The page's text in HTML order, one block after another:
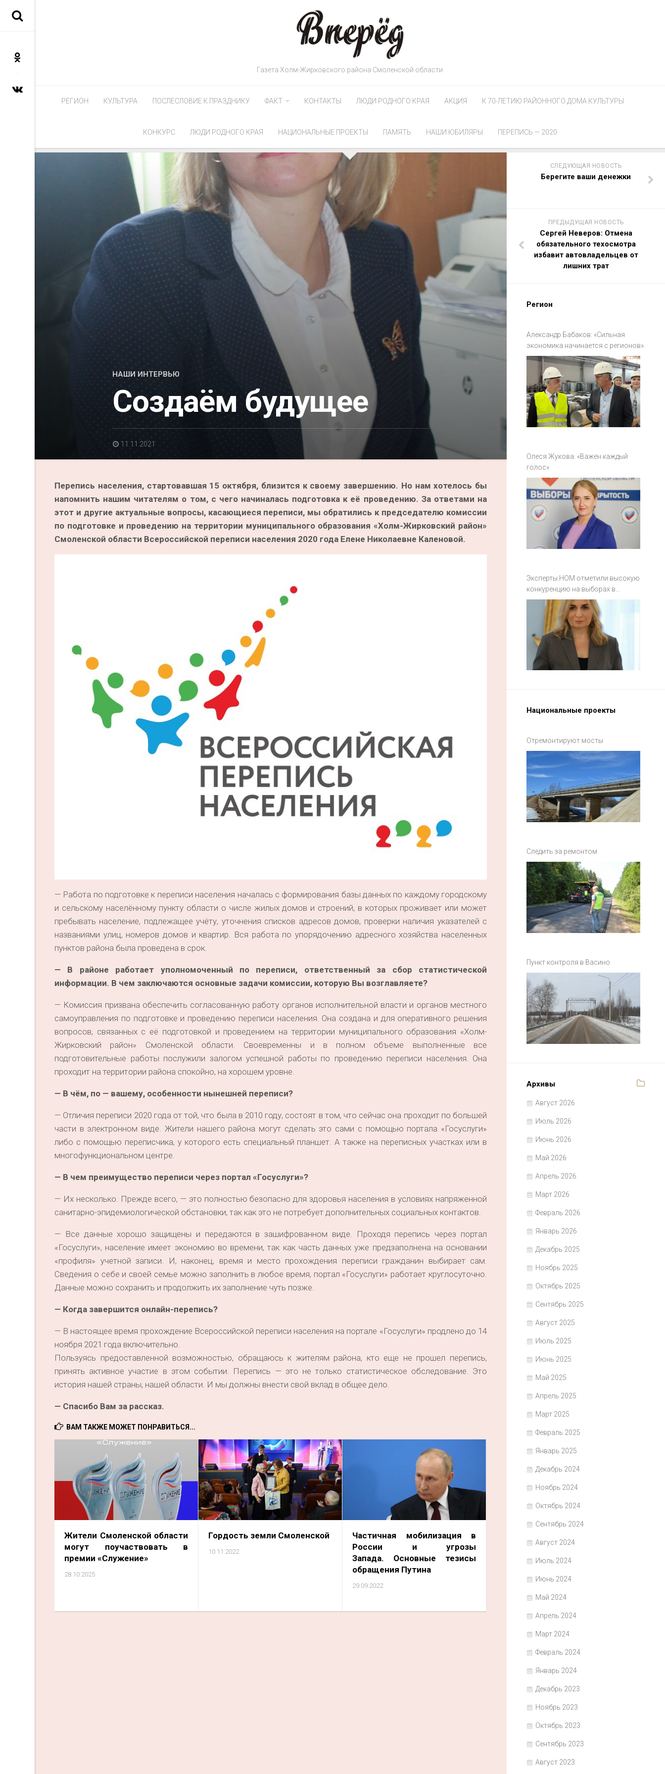
Газета Холм-Жирковского района Смоленской области
РЕГИОН КУЛЬТУРА ПОСЛЕСЛОВИЕ К ПРАЗДНИКУ ФАКТ КОНТАКТЫ ЛЮДИ РОДНОГО КРАЯ АКЦИЯ К 70-ЛЕТИЮ РАЙОННОГО ДОМА КУЛЬТУРЫ
КОНКУРС ЛЮДИ РОДНОГО КРАЯ НАЦИОНАЛЬНЫЕ ПРОЕКТЫ ПАМЯТЬ НАШИ ЮБИЛЯРЫ ПЕРЕПИСЬ — 2020
НАШИ ИНТЕРВЬЮ
Создаём будущее
11.11.2021
Перепись населения, стартовавшая 15 октября, близится к своему завершению. Но нам хотелось бы
напомнить нашим читателям о том, с чего начиналась подготовка к её проведению. За ответами на
этот и другие актуальные вопросы, касающиеся переписи, мы обратились к председателю комиссии
по подготовке и проведению на территории муниципального образования «Холм-Жирковский район»
Смоленской области Всероссийской переписи населения 2020 года Елене Николаевне Каленовой.
— Работа по подготовке к переписи населения началась с формирования базы данных по каждому городскому
и сельскому населённому пункту области о числе жилых домов и строений, в которых проживает или может
пребывать население, подлежащее учёту, уточнения списков адресов домов, проверки наличия указателей с
названиями улиц, номеров домов и квартир. Вся работа по упорядочению адресного хозяйства населенных
пунктов района была проведена в срок.
— В районе работает уполномоченный по переписи, ответственный за сбор статистической
информации. В чем заключаются основные задачи комиссии, которую Вы возглавляете?
— Комиссия призвана обеспечить согласованную работу органов исполнительной власти и органов местного
самоуправления по подготовке и проведению переписи населения. Она создана и для оперативного решения
вопросов, связанных с её подготовкой и проведением на территории муниципального образования «Холм-
Жирковский район» Смоленской области. Своевременны и в полном объеме выполненные все
подготовительные работы послужили залогом успешной работы по проведению переписи населения. Она
проходит на территории района спокойно, на хорошем уровне.
— В чём, по — вашему, особенности нынешней переписи?
— Отличия переписи 2020 года от той, что была в 2010 году, состоят в том, что сейчас она проходит по большей
части в электронном виде. Жители нашего района могут сделать это сами с помощью портала «Госуслуги»
либо с помощью переписчика, у которого есть специальный планшет. А также на переписных участках или в
многофункциональном центре.
— В чем преимущество переписи через портал «Госуслуги»?
— Их несколько. Прежде всего, — это полностью безопасно для здоровья населения в условиях напряженной
санитарно-эпидемиологической обстановки, так как это не потребует дополнительных социальных контактов.
— Все данные хорошо защищены и передаются в зашифрованном виде. Проходя перепись через портал
«Госуслуги», население имеет экономию во времени, так как часть данных уже предзаполнена на основании
«профиля» учетной записи. И, наконец, время и место прохождения переписи гражданин выбирает сам.
Сведения о себе и своей семье можно заполнить в любое время, портал «Госуслуги» работает круглосуточно.
Данные можно сохранить и продолжить их заполнение чуть позже.
— Когда завершится онлайн-перепись?
— В настоящее время прохождение Всероссийской переписи населения на портале «Госуслуги» продлено до 14
ноября 2021 года включительно.
Пользуясь предоставленной возможностью, обращаюсь к жителям района, кто еще не прошел перепись,
принять активное участие в этом событии. Перепись — это не только статистическое обследование. Это
история нашей страны, нашей области. И мы должны внести свой вклад в общее дело.
— Спасибо Вам за рассказ.
ВАМ ТАКЖЕ МОЖЕТ ПОНРАВИТЬСЯ...
Жители Смоленской области
могут поучаствовать в
премии «Служение»
28.10.2025
Гордость земли Смоленской
10.11.2022
Частичная мобилизация в
России и угрозы
Запада. Основные тезисы
обращения Путина
29.09.2022
СЛЕДУЮЩАЯ НОВОСТЬ
Берегите ваши денежки
ПРЕДЫДУЩАЯ НОВОСТЬ
Сергей Неверов: Отмена
обязательного техосмотра
избавит автовладельцев от
лишних трат
Регион
Александр Бабаков: «Сильная
экономика начинается с регионов».
Олеся Жукова: «Важен каждый
голос»
Эксперты НОМ отметили высокую
конкуренцию на выборах в
Смоленской области
Национальные проекты
Отремонтируют мосты
Следить за ремонтом
Пункт контроля в Васино
Архивы
Август 2026
Июль 2026
Июнь 2026
Май 2026
Апрель 2026
Март 2026
Февраль 2026
Январь 2026
Декабрь 2025
Ноябрь 2025
Октябрь 2025
Сентябрь 2025
Август 2025
Июль 2025
Июнь 2025
Май 2025
Апрель 2025
Март 2025
Февраль 2025
Январь 2025
Декабрь 2024
Ноябрь 2024
Октябрь 2024
Сентябрь 2024
Август 2024
Июль 2024
Июнь 2024
Май 2024
Апрель 2024
Март 2024
Февраль 2024
Январь 2024
Декабрь 2023
Ноябрь 2023
Октябрь 2023
Сентябрь 2023
Август 2023